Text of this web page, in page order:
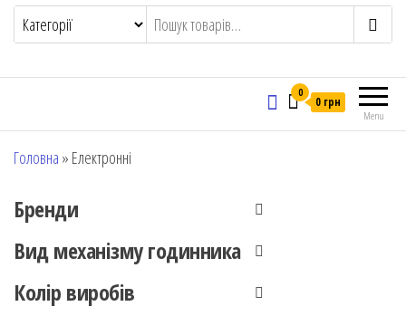
Menu
0
0 грн
Головна » Електронні
Бренди
Вид механізму годинника
Колір виробів